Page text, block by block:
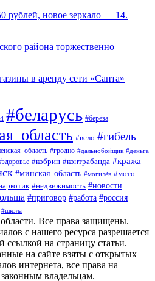
рублей, новое зеркало — 14.
района торжественно
в аренду сети «Санта»
#беларусь #берёза
#вело #гибель
#гродно #дальнобойщик #деньга
#кобрин #контрабанда #кража
#минская_область #могилёв #мото
#недвижимость #новости
#приговор #работа #россия
#школа
Все права защищены.
с нашего ресурса разрешается
ссылкой на страницу статьи.
на сайте взяты с открытых
интернета, все права на
владельцам.